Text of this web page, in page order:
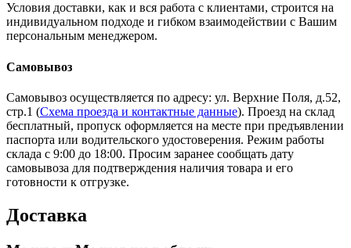
Условия доставки, как и вся работа с клиентами, строится на
индивидуальном подходе и гибком взаимодействии с Вашим
персональным менеджером.
Самовывоз
Самовывоз осуществляется по адресу: ул. Верхние Поля, д.52,
стр.1 (Схема проезда и контактные данные). Проезд на склад
бесплатный, пропуск оформляется на месте при предъявлении
паспорта или водительского удостоверения. Режим работы
склада с 9:00 до 18:00. Просим заранее сообщать дату
самовывоза для подтверждения наличия товара и его
готовности к отгрузке.
Доставка